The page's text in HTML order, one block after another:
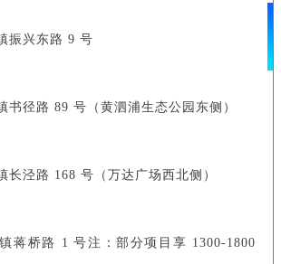
振兴东路 9 号
书径路 89 号（黄泗浦生态公园东侧）
长泾路 168 号（万达广场西北侧）
蒋桥路 1 号注：部分项目享 1300-1800